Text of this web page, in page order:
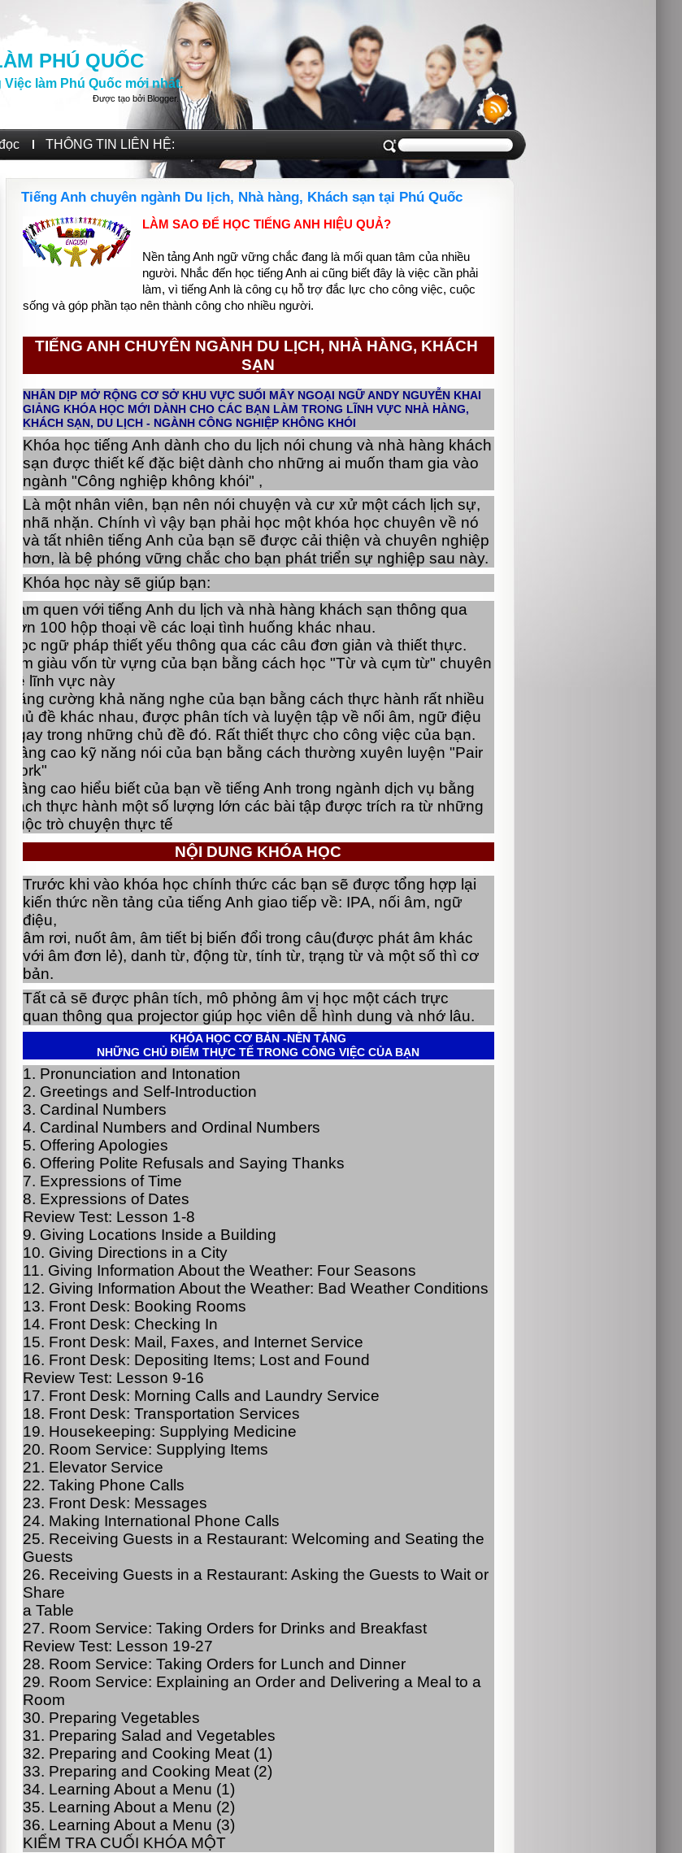
PHÚ QUỐC
làm Phú Quốc mới nhất.
Được tạo bởi Blogger.
THÔNG TIN LIÊN HỆ:
Tiếng Anh chuyên ngành Du lịch, Nhà hàng, Khách sạn tại Phú Quốc
LÀM SAO ĐỂ HỌC TIẾNG ANH HIỆU QUẢ?
Nền tảng Anh ngữ vững chắc đang là mối quan tâm của nhiều
người. Nhắc đến học tiếng Anh ai cũng biết đây là việc cần phải
làm, vì tiếng Anh là công cụ hỗ trợ đắc lực cho công việc, cuộc
sống và góp phần tạo nên thành công cho nhiều người.
TIẾNG ANH CHUYÊN NGÀNH DU LỊCH, NHÀ HÀNG, KHÁCH
SẠN
NHÂN DỊP MỞ RỘNG CƠ SỞ KHU VỰC SUỐI MÂY NGOẠI NGỮ ANDY NGUYỄN KHAI
GIẢNG KHÓA HỌC MỚI DÀNH CHO CÁC BẠN LÀM TRONG LĨNH VỰC NHÀ HÀNG,
KHÁCH SẠN, DU LỊCH - NGÀNH CÔNG NGHIỆP KHÔNG KHÓI
Khóa học tiếng Anh dành cho du lịch nói chung và nhà hàng khách
sạn được thiết kế đặc biệt dành cho những ai muốn tham gia vào
ngành "Công nghiệp không khói" ,
Là một nhân viên, bạn nên nói chuyện và cư xử một cách lịch sự,
nhã nhặn. Chính vì vậy bạn phải học một khóa học chuyên về nó
và tất nhiên tiếng Anh của bạn sẽ được cải thiện và chuyên nghiệp
hơn, là bệ phóng vững chắc cho bạn phát triển sự nghiệp sau này.
Khóa học này sẽ giúp bạn:
Làm quen với tiếng Anh du lịch và nhà hàng khách sạn thông qua
hơn 100 hộp thoại về các loại tình huống khác nhau.
Học ngữ pháp thiết yếu thông qua các câu đơn giản và thiết thực.
làm giàu vốn từ vựng của bạn bằng cách học "Từ và cụm từ" chuyên
về lĩnh vực này
Tăng cường khả năng nghe của bạn bằng cách thực hành rất nhiều
chủ đề khác nhau, được phân tích và luyện tập về nối âm, ngữ điệu
ngay trong những chủ đề đó. Rất thiết thực cho công việc của bạn.
Nâng cao kỹ năng nói của bạn bằng cách thường xuyên luyện "Pair
work"
Nâng cao hiểu biết của bạn về tiếng Anh trong ngành dịch vụ bằng
cách thực hành một số lượng lớn các bài tập được trích ra từ những
cuộc trò chuyện thực tế
NỘI DUNG KHÓA HỌC
Trước khi vào khóa học chính thức các bạn sẽ được tổng hợp lại
kiến thức nền tảng của tiếng Anh giao tiếp về: IPA, nối âm, ngữ
điệu,
âm rơi, nuốt âm, âm tiết bị biến đổi trong câu(được phát âm khác
với âm đơn lẻ), danh từ, động từ, tính từ, trạng từ và một số thì cơ
bản.
Tất cả sẽ được phân tích, mô phỏng âm vị học một cách trực
quan thông qua projector giúp học viên dễ hình dung và nhớ lâu.
KHÓA HỌC CƠ BẢN -NỀN TẢNG
NHỮNG CHỦ ĐIỂM THỰC TẾ TRONG CÔNG VIỆC CỦA BẠN
1. Pronunciation and Intonation
2. Greetings and Self-Introduction
3. Cardinal Numbers
4. Cardinal Numbers and Ordinal Numbers
5. Offering Apologies
6. Offering Polite Refusals and Saying Thanks
7. Expressions of Time
8. Expressions of Dates
Review Test: Lesson 1-8
9. Giving Locations Inside a Building
10. Giving Directions in a City
11. Giving Information About the Weather: Four Seasons
12. Giving Information About the Weather: Bad Weather Conditions
13. Front Desk: Booking Rooms
14. Front Desk: Checking In
15. Front Desk: Mail, Faxes, and Internet Service
16. Front Desk: Depositing Items; Lost and Found
Review Test: Lesson 9-16
17. Front Desk: Morning Calls and Laundry Service
18. Front Desk: Transportation Services
19. Housekeeping: Supplying Medicine
20. Room Service: Supplying Items
21. Elevator Service
22. Taking Phone Calls
23. Front Desk: Messages
24. Making International Phone Calls
25. Receiving Guests in a Restaurant: Welcoming and Seating the
Guests
26. Receiving Guests in a Restaurant: Asking the Guests to Wait or
Share
a Table
27. Room Service: Taking Orders for Drinks and Breakfast
Review Test: Lesson 19-27
28. Room Service: Taking Orders for Lunch and Dinner
29. Room Service: Explaining an Order and Delivering a Meal to a
Room
30. Preparing Vegetables
31. Preparing Salad and Vegetables
32. Preparing and Cooking Meat (1)
33. Preparing and Cooking Meat (2)
34. Learning About a Menu (1)
35. Learning About a Menu (2)
36. Learning About a Menu (3)
KIỂM TRA CUỐI KHÓA MỘT